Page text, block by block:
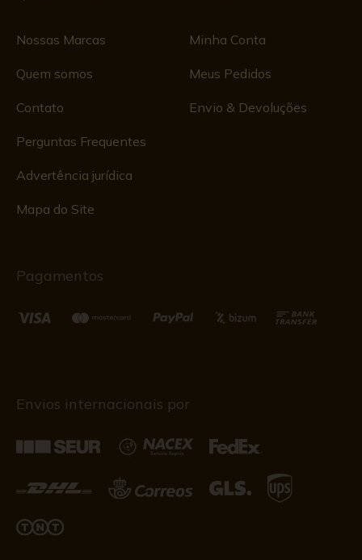
Nossas Marcas
Quem somos
Contato
Perguntas Frequentes
Advertência jurídica
Mapa do Site
Minha Conta
Meus Pedidos
Envio & Devoluções
Pagamentos
Envios internacionais por